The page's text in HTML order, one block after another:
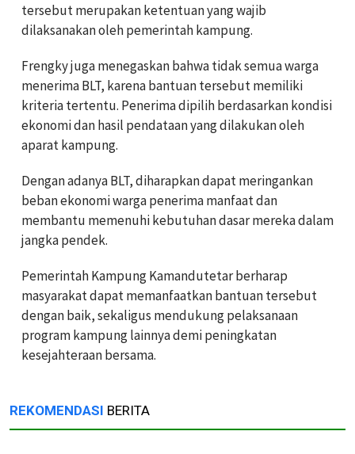
tersebut merupakan ketentuan yang wajib
dilaksanakan oleh pemerintah kampung.
Frengky juga menegaskan bahwa tidak semua warga
menerima BLT, karena bantuan tersebut memiliki
kriteria tertentu. Penerima dipilih berdasarkan kondisi
ekonomi dan hasil pendataan yang dilakukan oleh
aparat kampung.
Dengan adanya BLT, diharapkan dapat meringankan
beban ekonomi warga penerima manfaat dan
membantu memenuhi kebutuhan dasar mereka dalam
jangka pendek.
Pemerintah Kampung Kamandutetar berharap
masyarakat dapat memanfaatkan bantuan tersebut
dengan baik, sekaligus mendukung pelaksanaan
program kampung lainnya demi peningkatan
kesejahteraan bersama.
REKOMENDASI BERITA